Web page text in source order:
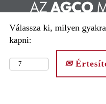
Válassza ki, milyen
kapni: